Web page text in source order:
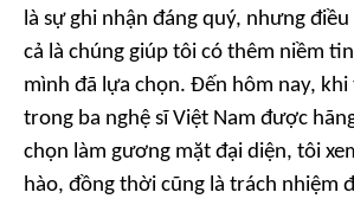
là sự ghi nhận đáng quý, nhưng
cả là chúng giúp tôi có thêm niềm
mình đã lựa chọn. Đến hôm nay,
trong ba nghệ sĩ Việt Nam được
chọn làm gương mặt đại diện, tôi
hào, đồng thời cũng là trách nhiệm